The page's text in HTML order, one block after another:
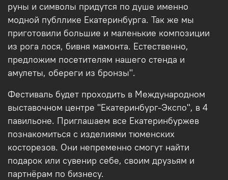
руны и символы придутся по душе именно
модной публлике Екатеринбурга. Так же мы
приготовили большие и маленькие композиции
из рога лося, бивня мамонта. Естественно,
предложим посетителям нашего стенда и
амулеты, обереги из бронзы".
Фестиваль будет проходить в Международном
выставочном центре "Екатеринбург-Экспо", в 4
павильоне. Приглашаем все Екатеринбуржев
познакомиться с изделиями тюменских
косторезов. Они непременно смогут найти
подарок или сувенир себе, своим друзьям и
партнёрам по бизнесу.